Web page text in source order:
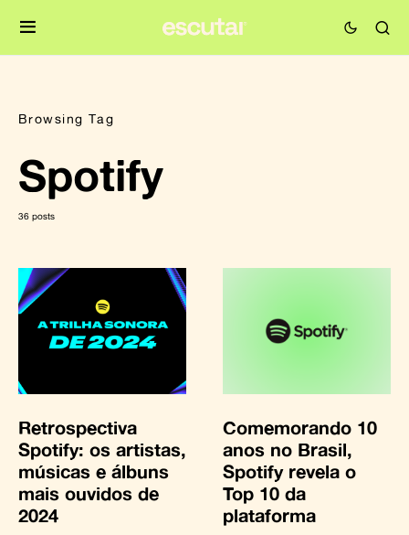
Browsing Tag
Spotify
36 posts
Retrospectiva
Spotify: os artistas,
músicas e álbuns
mais ouvidos de
2024
Comemorando 10
anos no Brasil,
Spotify revela o
Top 10 da
plataforma